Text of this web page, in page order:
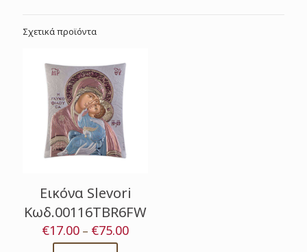
Σχετικά προϊόντα
Εικόνα Slevori
Κωδ.00116TBR6FW
€17.00 – €75.00Price